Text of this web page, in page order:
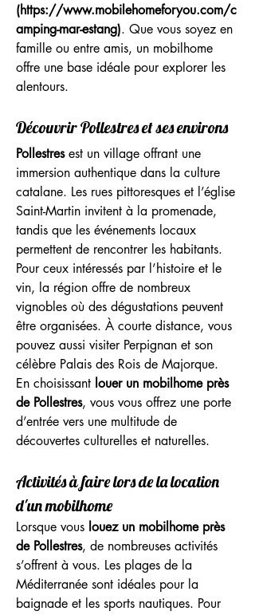
(https://www.mobilehomeforyou.com/c
amping-mar-estang). Que vous soyez en
famille ou entre amis, un mobilhome
offre une base idéale pour explorer les
alentours.
Découvrir Pollestres et ses environs
Pollestres est un village offrant une
immersion authentique dans la culture
catalane. Les rues pittoresques et l’église
Saint-Martin invitent à la promenade,
tandis que les événements locaux
permettent de rencontrer les habitants.
Pour ceux intéressés par l’histoire et le
vin, la région offre de nombreux
vignobles où des dégustations peuvent
être organisées. À courte distance, vous
pouvez aussi visiter Perpignan et son
célèbre Palais des Rois de Majorque.
En choisissant louer un mobilhome près
de Pollestres, vous vous offrez une porte
d’entrée vers une multitude de
découvertes culturelles et naturelles.
Activités à faire lors de la location
d'un mobilhome
Lorsque vous louez un mobilhome près
de Pollestres, de nombreuses activités
s’offrent à vous. Les plages de la
Méditerranée sont idéales pour la
baignade et les sports nautiques. Pour